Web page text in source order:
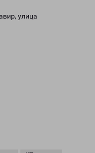
улица